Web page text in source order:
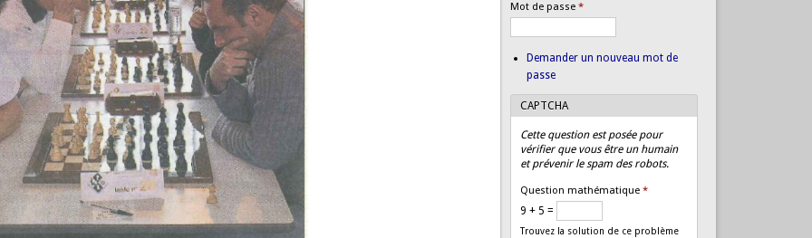
Mot de passe *
Demander un nouveau mot de
passe
CAPTCHA
Cette question est posée pour
vérifier que vous être un humain
et prévenir le spam des robots.
Question mathématique *
9 + 5 =
Trouvez la solution de ce problème